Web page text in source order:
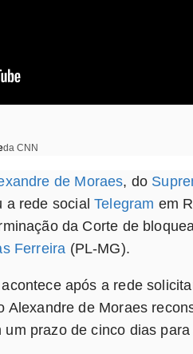
da CNN
de Moraes, do
a rede socialTelegram em
da Corte de
Ferreira (PL-MG).
após a rede
Alexandre de Moraes
um prazo de cinco dias